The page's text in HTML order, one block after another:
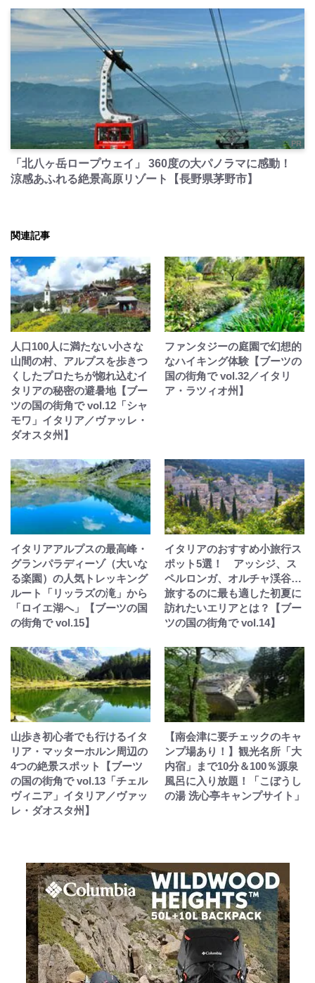
PR
「北八ヶ岳ロープウェイ」 360度の大パノラマに感動！
涼感あふれる絶景高原リゾート【長野県茅野市】
関連記事
人口100人に満たない小さな
山間の村、アルプスを歩きつ
くしたプロたちが惚れ込むイ
タリアの秘密の避暑地【ブー
ツの国の街角で vol.12「シャ
モワ」イタリア／ヴァッレ・
ダオスタ州】
ファンタジーの庭園で幻想的
なハイキング体験【ブーツの
国の街角で vol.32／イタリ
ア・ラツィオ州】
イタリアアルプスの最高峰・
グランパラディーゾ（大いな
る楽園）の人気トレッキング
ルート「リッラズの滝」から
「ロイエ湖へ」【ブーツの国
の街角で vol.15】
イタリアのおすすめ小旅行ス
ポット5選！ アッシジ、ス
ペルロンガ、オルチャ渓谷…
旅するのに最も適した初夏に
訪れたいエリアとは？【ブー
ツの国の街角で vol.14】
山歩き初心者でも行けるイタ
リア・マッターホルン周辺の
4つの絶景スポット【ブーツ
の国の街角で vol.13「チェル
ヴィニア」イタリア／ヴァッ
レ・ダオスタ州】
【南会津に要チェックのキャ
ンプ場あり！】観光名所「大
内宿」まで10分＆100％源泉
風呂に入り放題！「こぼうし
の湯 洗心亭キャンプサイト」